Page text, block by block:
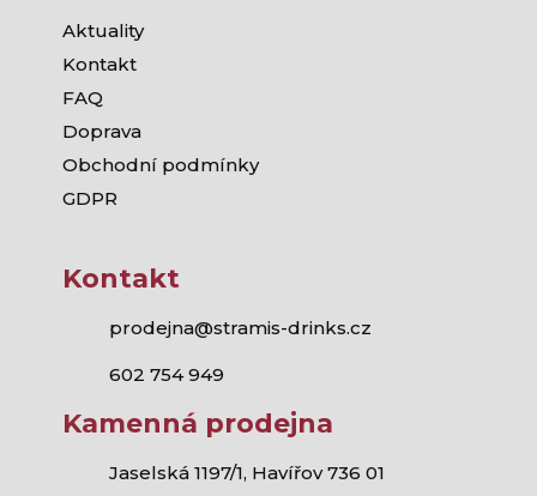
Aktuality
Kontakt
FAQ
Doprava
Obchodní podmínky
GDPR
Kontakt
prodejna@stramis-drinks.cz
602 754 949
Kamenná prodejna
Jaselská 1197/1, Havířov 736 01